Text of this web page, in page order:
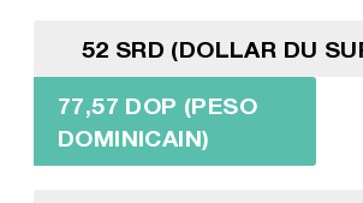
52 SRD (DOLLAR DU
77,57 DOP (PESO
DOMINICAIN)